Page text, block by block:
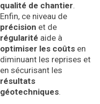
qualité de chantier.
Enfin, ce niveau de
précision et de
régularité aide à
optimiser les coûts en
diminuant les reprises et
en sécurisant les
résultats
géotechniques.